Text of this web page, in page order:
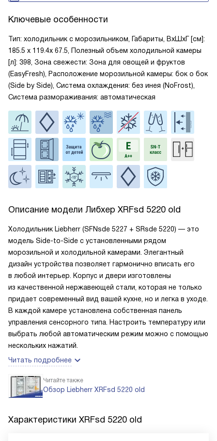
Ключевые особенности
Тип: холодильник с морозильником, Габариты, ВxШxГ [см]:
185.5 х 119.4х 67.5, Полезный объем холодильной камеры
[л]: 398, Зона свежести: Зона для овощей и фруктов
(EasyFresh), Расположение морозильной камеры: бок о бок
(Side by Side), Система охлаждения: без инея (NoFrost),
Система размораживания: автоматическая
Описание модели Либхер XRFsd 5220 old
Холодильник Liebherr (SFNsde 5227 + SRsde 5220) — это
модель Side-to-Side с установленными рядом
морозильной и холодильной камерами. Элегантный
дизайн устройства позволяет гармонично вписать его
в любой интерьер. Корпус и двери изготовлены
из качественной нержавеющей стали, которая не только
придает современный вид вашей кухне, но и легка в уходе.
В каждой камере установлена собственная панель
управления сенсорного типа. Настроить температуру или
выбрать любой автоматическим режим можно с помощью
нескольких нажатий.
Читать подробнее
Читайте также
Обзор Liebherr XRFsd 5220 old
Характеристики XRFsd 5220 old